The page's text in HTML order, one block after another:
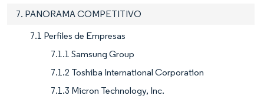
7. PANORAMA COMPETITIVO
7.1 Perfiles de Empresas
7.1.1 Samsung Group
7.1.2 Toshiba International Corporation
7.1.3 Micron Technology, Inc.